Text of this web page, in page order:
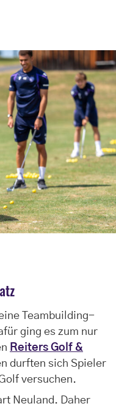
Teambuilding-
ging es zum nur
Reiters Golf &
durften sich Spieler
versuchen.
Neuland. Daher